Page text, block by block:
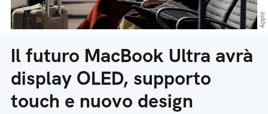
Il futuro MacBook Ultra avrà
display OLED, supporto
touch e nuovo design
Apple